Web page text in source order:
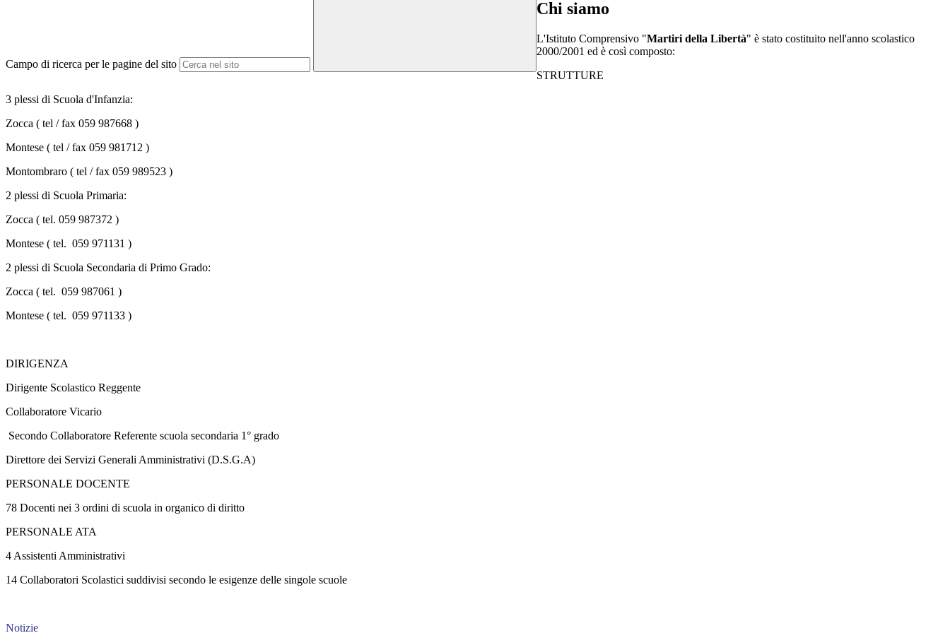
Campo di ricerca per le pagine del sito
Chi siamo
L'Istituto Comprensivo "Martiri della Libertà" è stato costituito nell'anno scolastico
2000/2001 ed è così composto:
STRUTTURE
3 plessi di Scuola d'Infanzia:
Zocca ( tel / fax 059 987668 )
Montese ( tel / fax 059 981712 )
Montombraro ( tel / fax 059 989523 )
2 plessi di Scuola Primaria:
Zocca ( tel. 059 987372 )
Montese ( tel. 059 971131 )
2 plessi di Scuola Secondaria di Primo Grado:
Zocca ( tel. 059 987061 )
Montese ( tel. 059 971133 )
DIRIGENZA
Dirigente Scolastico Reggente
Collaboratore Vicario
Secondo Collaboratore Referente scuola secondaria 1° grado
Direttore dei Servizi Generali Amministrativi (D.S.G.A)
PERSONALE DOCENTE
78 Docenti nei 3 ordini di scuola in organico di diritto
PERSONALE ATA
4 Assistenti Amministrativi
14 Collaboratori Scolastici suddivisi secondo le esigenze delle singole scuole
Notizie